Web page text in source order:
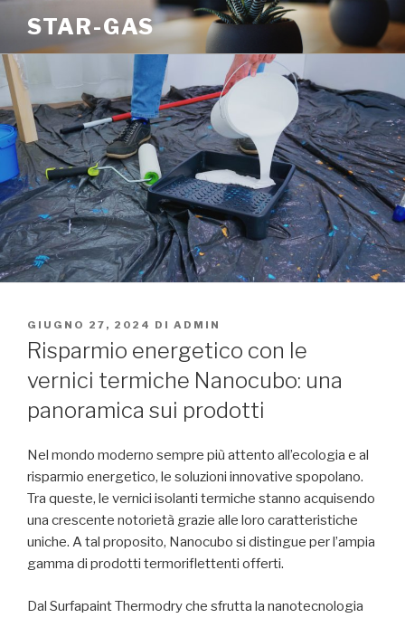
contenuto
STAR-GAS
PUBBLICATO
IL
GIUGNO 27, 2024 DI ADMIN
Risparmio energetico con le
vernici termiche Nanocubo: una
panoramica sui prodotti
Nel mondo moderno sempre più attento all’ecologia e al
risparmio energetico, le soluzioni innovative spopolano.
Tra queste, le vernici isolanti termiche stanno acquisendo
una crescente notorietà grazie alle loro caratteristiche
uniche. A tal proposito, Nanocubo si distingue per l’ampia
gamma di prodotti termoriflettenti offerti.
Dal Surfapaint Thermodry che sfrutta la nanotecnologia